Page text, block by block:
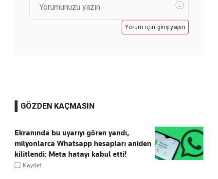
Yorum için giriş yapın
GÖZDEN KAÇMASIN
Ekranında bu uyarıyı gören yandı,
milyonlarca Whatsapp hesapları aniden
kilitlendi: Meta hatayı kabul etti!
Kaydet